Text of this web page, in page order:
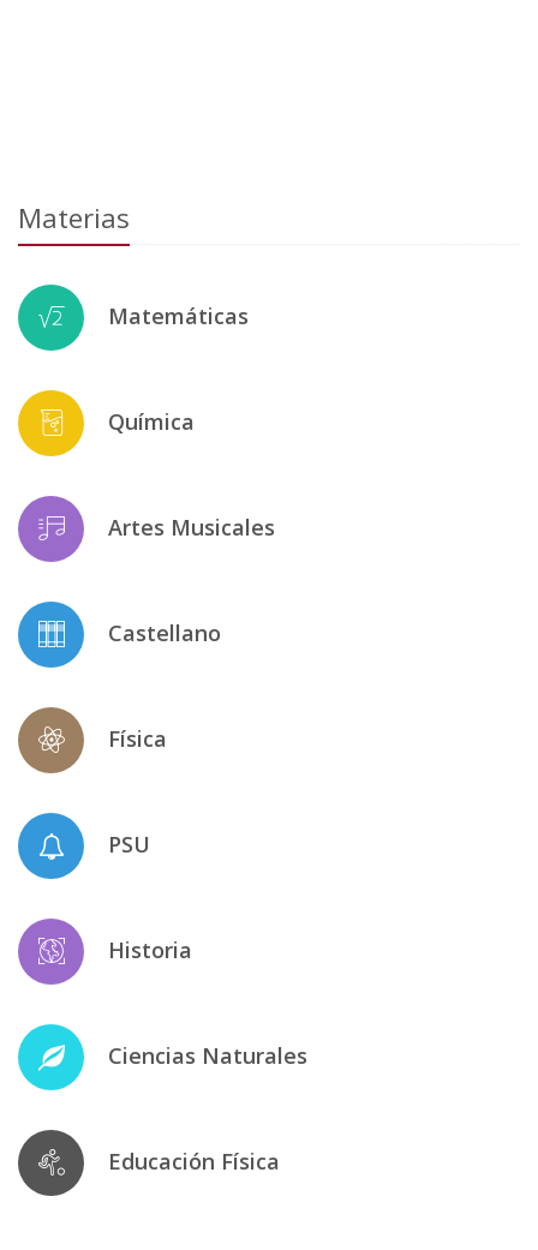
Materias
Matemáticas
Química
Artes Musicales
Castellano
Física
PSU
Historia
Ciencias Naturales
Educación Física